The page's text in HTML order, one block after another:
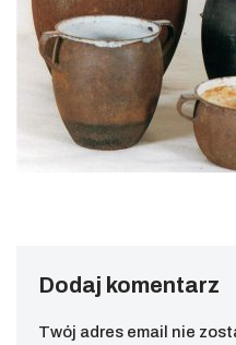
Dodaj komentarz
Twój adres email nie